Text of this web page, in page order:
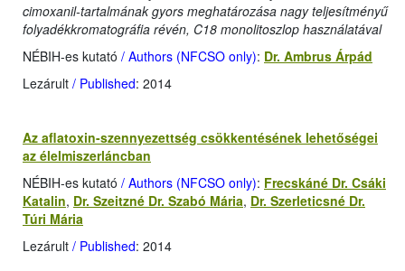
cimoxanil-tartalmának gyors meghatározása nagy teljesítményű
folyadékkromatográfia révén, C18 monolitoszlop használatával
NÉBIH-es kutató / Authors (NFCSO only): Dr. Ambrus Árpád
Lezárult / Published: 2014
Az aflatoxin-szennyezettség csökkentésének lehetőségei
az élelmiszerláncban
NÉBIH-es kutató / Authors (NFCSO only): Frecskáné Dr. Csáki
Katalin, Dr. Szeitzné Dr. Szabó Mária, Dr. Szerleticsné Dr.
Túri Mária
Lezárult / Published: 2014